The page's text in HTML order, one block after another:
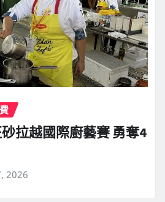
拉越國際廚藝賽 勇奪4
2026